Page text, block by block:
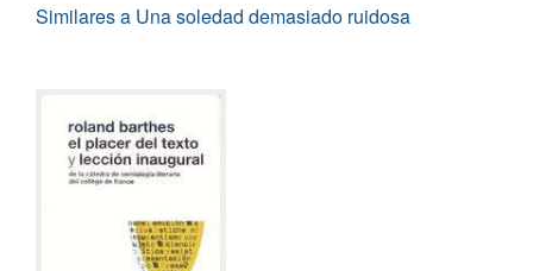
Similares a Una soledad demasiado ruidosa